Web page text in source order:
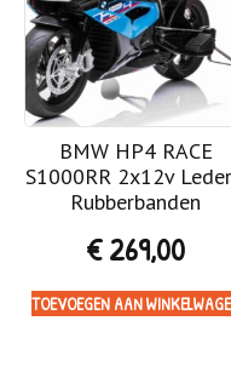
BMW HP4 RACE
S1000RR 2x12v
Rubberbanden
€269,00
TOEVOEGEN AAN